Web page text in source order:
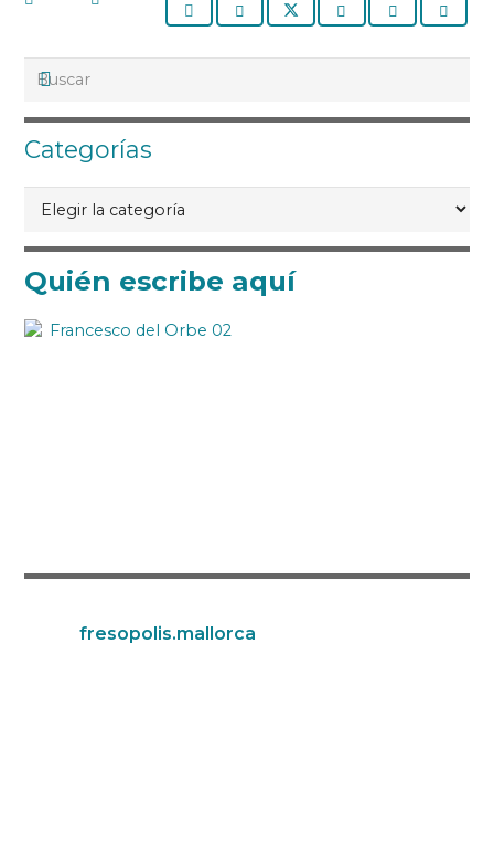
Categorías
Quién escribe aquí
fresopolis.mallorca